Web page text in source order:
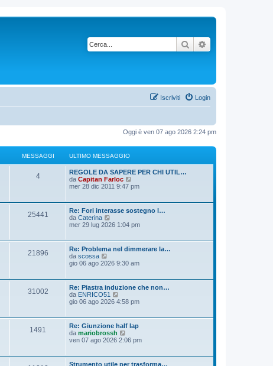
Cerca
Login
Iscriviti
Oggi è ven 07 ago 2026 2:24 pm
MESSAGGI ULTIMO MESSAGGIO
4
REGOLE DA SAPERE PER CHI UTIL…
da Capitan Farloc
e
l
i
o
m
s
a
g
g
i
o
mer 28 dic 2011 9:47 pm
25441
Re: Fori interasse sostegno l…
da Caterina
e
l
t
i
o
m
e
s
a
g
g
i
o
mer 29 lug 2026 1:04 pm
21896
Re: Problema nel dimmerare la…
da scossa
e
l
t
i
o
m
e
s
a
g
gio 06 ago 2026 9:30 am
31002
Re: Piastra induzione che non…
da ENRICO51
e
l
t
i
o
m
gio 06 ago 2026 4:58 pm
1491
Re: Giunzione half lap
da mariobrossh
e
ven 07 ago 2026 2:06 pm
Strumento utile per trasforma…